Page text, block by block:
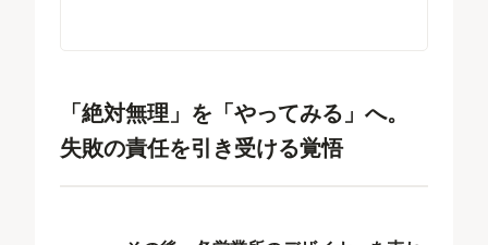
「絶対無理」を「やってみる」へ。
失敗の責任を引き受ける覚悟